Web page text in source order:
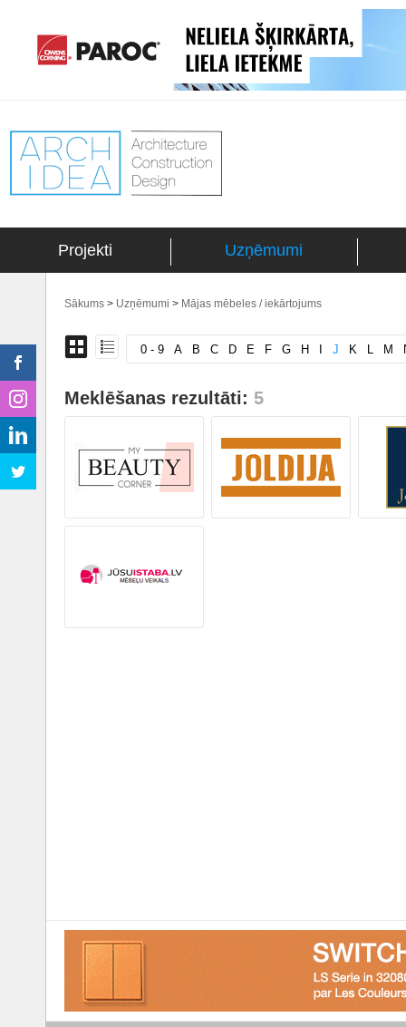
Projekti Uzņēmumi
Sākums > Uzņēmumi > Mājas mēbeles / iekārtojums
0 - 9 A B C D E F G H J K L M
Meklēšanas rezultāti: 5